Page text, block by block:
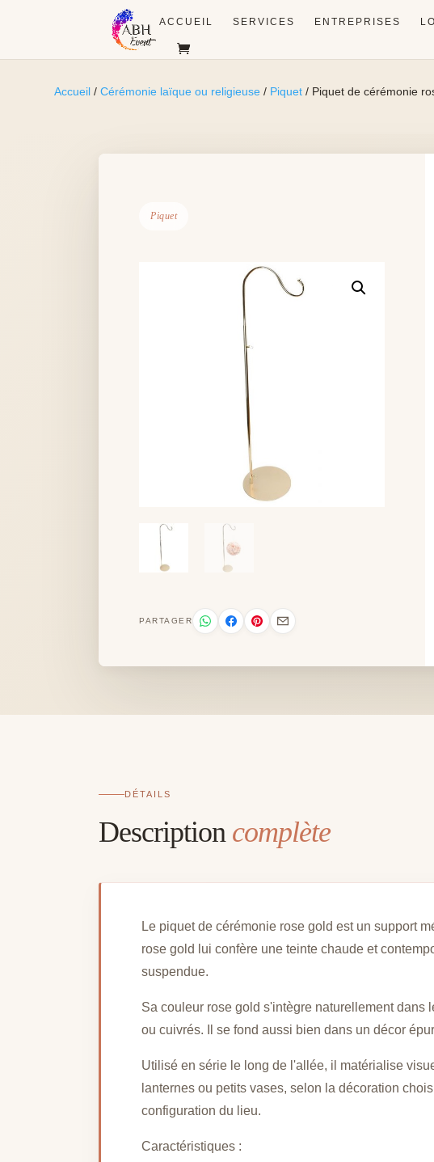
ACCUEIL SERVICES ENTREPRISES
Accueil /Cérémonie laïque ou religieuse / Piquet / Piquet de cérémonie
Piquet
PARTAGER
DÉTAILS
Description complète
Le piquet de cérémonie rose gold est un support
rose gold lui confère une teinte chaude et
suspendue.
Sa couleur rose gold s'intègre naturellement
ou cuivrés. Il se fond aussi bien dans un décor
Utilisé en série le long de l'allée, il matérialise
lanternes ou petits vases, selon la décoration
configuration du lieu.
Caractéristiques :